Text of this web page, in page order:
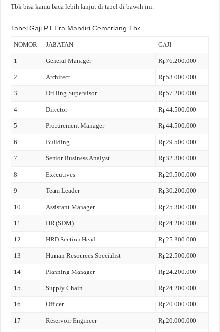
Tbk bisa kamu baca lebih lanjut di tabel di bawah ini.
Tabel Gaji PT Era Mandiri Cemerlang Tbk
NOMOR JABATAN GAJI
1 General Manager Rp76.200.000
2 Architect Rp53.000.000
3 Drilling Supervisor Rp57.200.000
4 Director Rp44.500.000
5 Procurement Manager Rp44.500.000
6 Building Rp29.500.000
7 Senior Business Analyst Rp32.300.000
8 Executives Rp29.500.000
9 Team Leader Rp30.200.000
10 Assistant Manager Rp25.300.000
11 HR (SDM) Rp24.200.000
12 HRD Section Head Rp25.300.000
13 Human Resources Specialist Rp22.500.000
14 Planning Manager Rp24.200.000
15 Supply Chain Rp24.200.000
16 Officer Rp20.000.000
17 Reservoir Engineer Rp20.000.000